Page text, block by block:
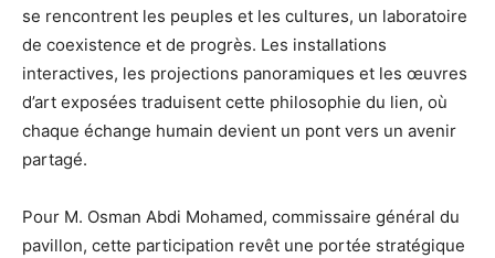
se rencontrent les peuples et les cultures, un laboratoire
de coexistence et de progrès. Les installations
interactives, les projections panoramiques et les œuvres
d’art exposées traduisent cette philosophie du lien, où
chaque échange humain devient un pont vers un avenir
partagé.
Pour M. Osman Abdi Mohamed, commissaire général du
pavillon, cette participation revêt une portée stratégique